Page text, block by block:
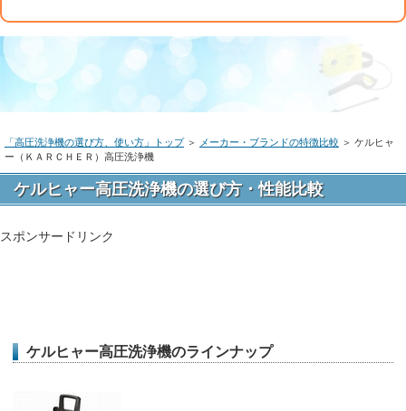
「高圧洗浄機の選び方、使い方」トップ＞ メーカー・ブランドの特徴比較 ＞ ケルヒャ
ー（ＫＡＲＣＨＥＲ）高圧洗浄機
ケルヒャー高圧洗浄機の選び方・性能比較
スポンサードリンク
ケルヒャー高圧洗浄機のラインナップ